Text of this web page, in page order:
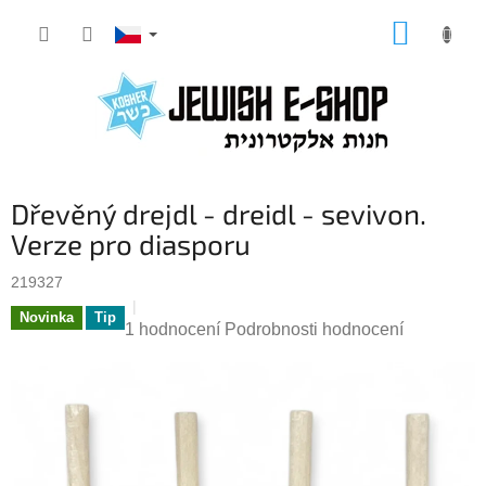
Dřevěný drejdl - dreidl - sevivon.
Verze pro diasporu
219327
Novinka Tip
Průměrné
1 hodnocení Podrobnosti hodnocení